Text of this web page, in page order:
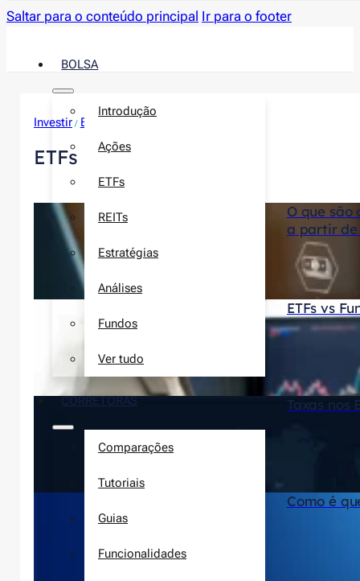
Saltar para o conteúdo principal Ir para o footer
BOLSA
Introdução
Ações
ETFs
REITs
Estratégias
Análises
Fundos
Ver tudo
CORRETORAS
Comparações
Tutoriais
Guias
Funcionalidades
Investir / Bolsa
ETFs
O que são
a partir
ETFs vs
Taxas nos
Como é